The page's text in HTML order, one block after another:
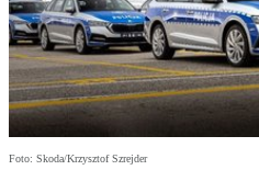
Foto: Skoda/Krzysztof Szrejder